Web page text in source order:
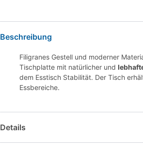
Beschreibung
Filigranes Gestell und moderner
Tischplatte mit natürlicher und
dem Esstisch Stabilität. Der Tisch
Essbereiche.
Details